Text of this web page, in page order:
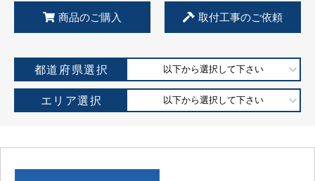
商品のご購入 取付工事のご依頼
都道府県選択 以下から選択して下さい
エリア選択 以下から選択して下さい